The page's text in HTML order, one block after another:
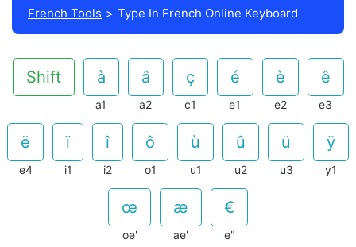
French Tools Type In French Online Keyboard
Shift
a1 a2 c1 e1 e2 e3
e4 i1 i2 o1 u1 u2 u3 y1
oe' ae' e"